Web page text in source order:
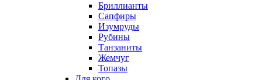
Бриллианты
Сапфиры
Изумруды
Рубины
Танзаниты
Жемчуг
Топазы